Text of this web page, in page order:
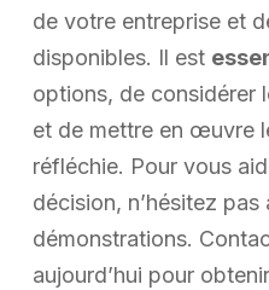
de votre entreprise et
disponibles. Il est
options, de considérer
et de mettre en œuvre
réfléchie. Pour vous
décision, n’hésitez
démonstrations.
aujourd’hui pour